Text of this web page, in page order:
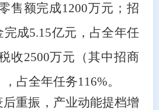
售额完成1200万元；招
成5.15亿元，占全年任
收2500万元（其中招商
占全年任务116%。
后重振，产业动能提档增